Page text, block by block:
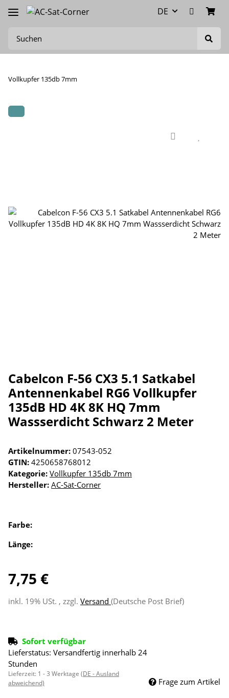
DE
Vollkupfer 135db 7mm
Cabelcon F-56 CX3 5.1 Satkabel
Antennenkabel RG6 Vollkupfer
135dB HD 4K 8K HQ 7mm
Wassserdicht Schwarz 2 Meter
Artikelnummer: 07543-052
GTIN: 4250658768012
Kategorie: Vollkupfer 135db 7mm
Hersteller: AC-Sat-Corner
Farbe:
Länge:
7,75 €
inkl. 19% USt. , zzgl. Versand (Deutsche Post Brief)
Sofort verfügbar
Lieferstatus: Versandfertig innerhalb 24
Stunden
Lieferzeit: 1 - 3 Werktage (DE - Ausland
abweichend)
Frage zum Artikel